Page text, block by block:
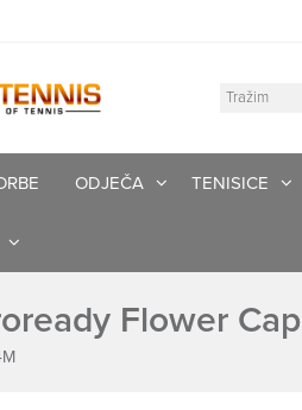
ODJEČA TENISICE
Flower Cap